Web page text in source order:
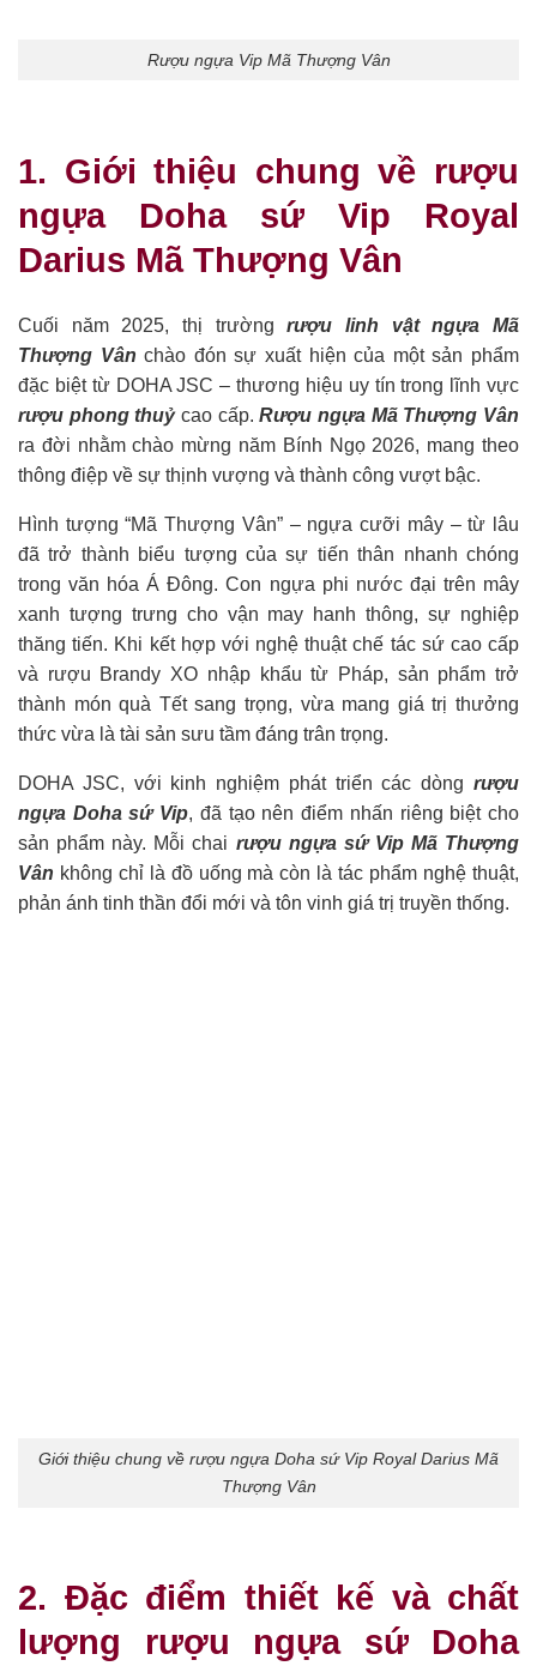
Rượu ngựa Vip Mã Thượng Vân
1. Giới thiệu chung về rượu
ngựa Doha sứ Vip Royal
Darius Mã Thượng Vân
Cuối năm 2025, thị trườngrượu linh vật ngựa Mã
Thượng Vân chào đón sự xuất hiện của một sản phẩm
đặc biệt từ DOHA JSC – thương hiệu uy tín trong lĩnh vực
rượu phong thuỷcao cấp.Rượu ngựa Mã Thượng Vân
ra đời nhằm chào mừng năm Bính Ngọ 2026, mang theo
thông điệp về sự thịnh vượng và thành công vượt bậc.
Hình tượng “Mã Thượng Vân” – ngựa cưỡi mây – từ lâu
đã trở thành biểu tượng của sự tiến thân nhanh chóng
trong văn hóa Á Đông. Con ngựa phi nước đại trên mây
xanh tượng trưng cho vận may hanh thông, sự nghiệp
thăng tiến. Khi kết hợp với nghệ thuật chế tác sứ cao cấp
và rượu Brandy XO nhập khẩu từ Pháp, sản phẩm trở
thành món quà Tết sang trọng, vừa mang giá trị thưởng
thức vừa là tài sản sưu tầm đáng trân trọng.
DOHA JSC, với kinh nghiệm phát triển các dòng rượu
ngựa Doha sứ Vip, đã tạo nên điểm nhấn riêng biệt cho
sản phẩm này. Mỗi chai rượu ngựa sứ Vip Mã Thượng
Vân không chỉ là đồ uống mà còn là tác phẩm nghệ thuật,
phản ánh tinh thần đổi mới và tôn vinh giá trị truyền thống.
Giới thiệu chung về rượu ngựa Doha sứ Vip Royal Darius Mã
Thượng Vân
2. Đặc điểm thiết kế và chất
lượng rượu ngựa sứ Doha